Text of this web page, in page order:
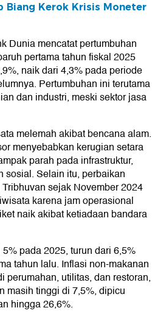
Biang Kerok Krisis Moneter
Dunia mencatat pertumbuhan
pertama tahun fiskal 2025
naik dari 4,3% pada periode
Pertumbuhan ini terutama
dan industri, meski sektor jasa
melemah akibat bencana alam.
menyebabkan kerugian setara
parah pada infrastruktur,
sosial. Selain itu, perbaikan
sejak November 2024
karena jam operasional
naik akibat ketiadaan bandara
pada 2025, turun dari 6,5%
tahun lalu. Inflasi non-makanan
perumahan, utilitas, dan restoran,
masih tinggi di 7,5%, dipicu
hingga 26,6%.